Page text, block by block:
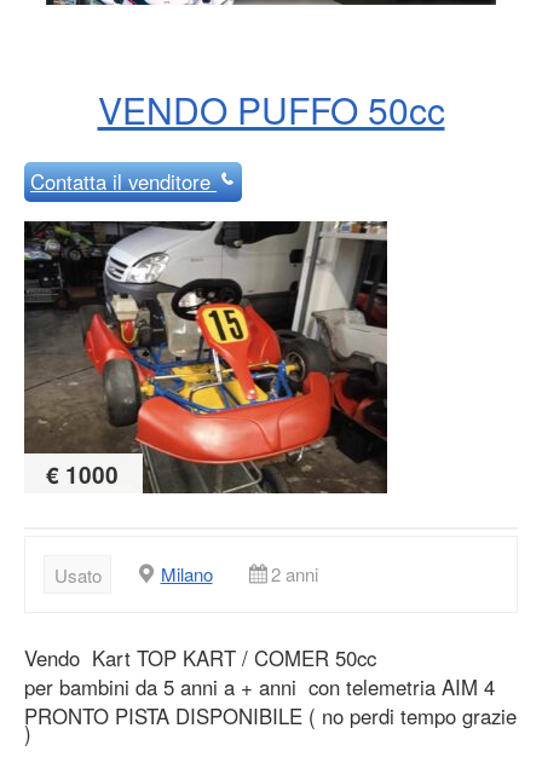
VENDO PUFFO 50cc
Contattail venditore
€ 1000
Usato Milano 2 anni
Vendo Kart TOP KART / COMER 50cc
per bambini da 5 anni a + anni con telemetria AIM 4
PRONTO PISTA DISPONIBILE ( no perdi tempo grazie
)